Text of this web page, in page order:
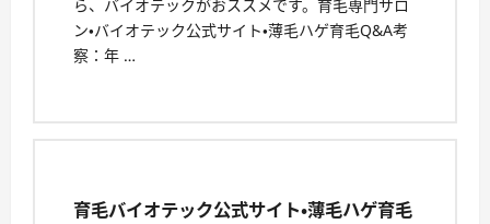
ら、バイオテックがおススメです。育毛専門サロ
ン・バイオテック公式サイト・薄毛ハゲ育毛Q&A考
察：年 …
育毛バイオテック公式サイト・薄毛ハゲ育毛